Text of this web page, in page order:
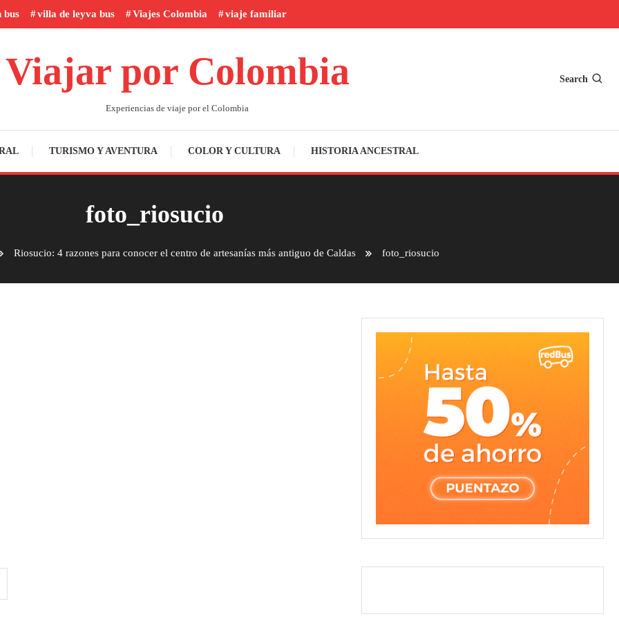
bus villa de leyva bus Viajes Colombia viaje familiar
Viajar por Colombia
Experiencias de viaje por el Colombia
Search
TURISMO Y AVENTURA COLOR Y CULTURA HISTORIA ANCESTRAL
foto_riosucio
Riosucio: 4 razones para conocer el centro de artesanías más antiguo de Caldas foto_riosucio